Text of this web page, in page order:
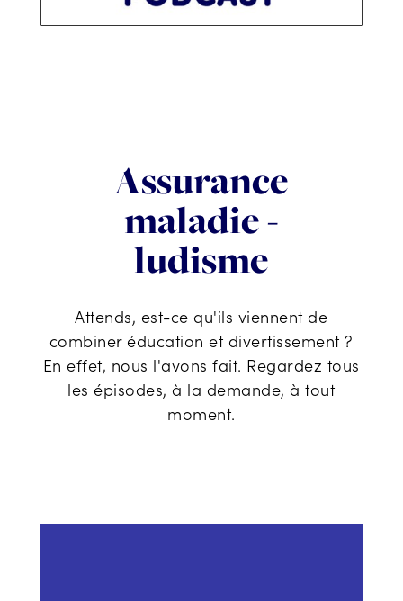
Assurance
maladie -
ludisme
Attends, est-ce qu'ils viennent de
combiner éducation et divertissement ?
En effet, nous l'avons fait. Regardez tous
les épisodes, à la demande, à tout
moment.